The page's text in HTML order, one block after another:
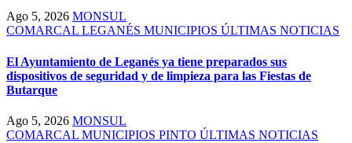
Ago 5, 2026 MONSUL
COMARCAL LEGANÉS MUNICIPIOS ÚLTIMAS NOTICIAS
El Ayuntamiento de Leganés ya tiene preparados sus
dispositivos de seguridad y de limpieza para las Fiestas de
Butarque
Ago 5, 2026 MONSUL
COMARCAL MUNICIPIOS PINTO ÚLTIMAS NOTICIAS